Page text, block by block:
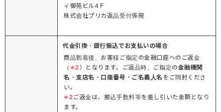
ィ御苑ビル4Ｆ
株式会社プリカ返品受付係宛
代金引換・銀行振込でお支払いの場合
商品到着後、お客様ご指定の金融口座へのご返金
（ ※2 ）となります。ご返品時、ご指定の金融機関
名・支店名・口座番号・ご名義人名 をご同封くださ
い。
※2 ご返金は、振込手数料等を差し引いた金額となり
ます。